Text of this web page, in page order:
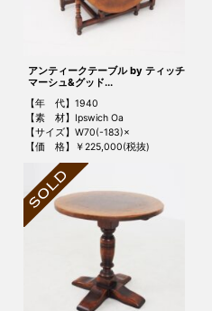
アンティークテーブル by ティッチ
マーシュ&グッド...
【年 代】1940
【素 材】Ipswich Oa
【サイズ】W70(-183)×
【価 格】￥225,000(税抜)